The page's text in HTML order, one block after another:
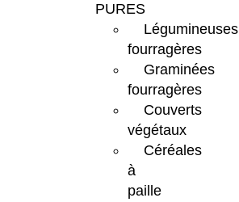
PURES
Légumineuses
fourragères
Graminées
fourragères
Couverts
végétaux
Céréales
à
paille